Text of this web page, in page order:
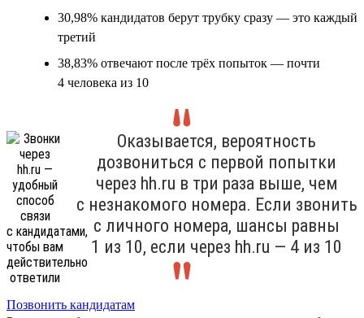
30,98% кандидатов берут трубку сразу — это каждый
третий
38,83% отвечают после трёх попыток — почти
4 человека из 10
Оказывается, вероятность
дозвониться с первой попытки
через hh.ru в три раза выше, чем
с незнакомого номера. Если звонить
с личного номера, шансы равны
1 из 10, если через hh.ru — 4 из 10
Позвонить кандидатам